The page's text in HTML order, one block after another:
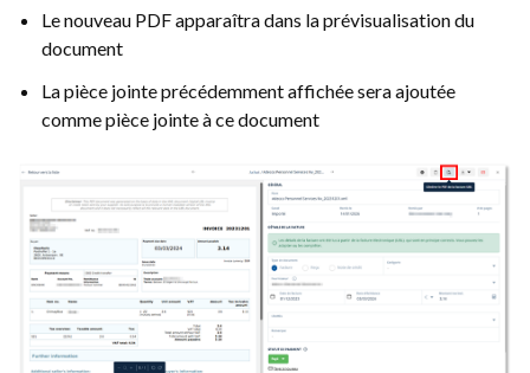
Le nouveau PDF apparaîtra dans la prévisualisation du
document
La pièce jointe précédemment affichée sera ajoutée
comme pièce jointe à ce document